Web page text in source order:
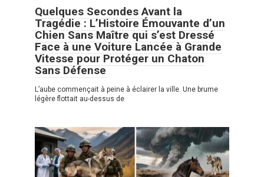
Quelques Secondes Avant la
Tragédie : L’Histoire Émouvante d’un
Chien Sans Maître qui s’est Dressé
Face à une Voiture Lancée à Grande
Vitesse pour Protéger un Chaton
Sans Défense
L’aube commençait à peine à éclairer la ville. Une brume
légère flottait au-dessus de